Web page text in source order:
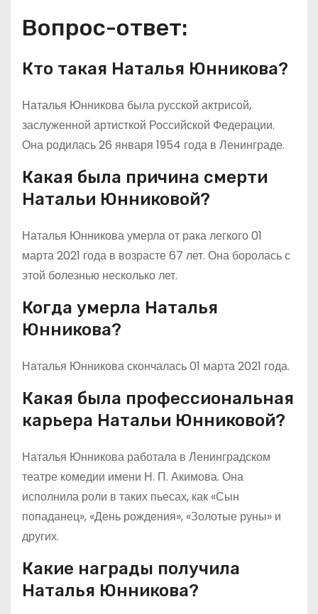
Вопрос-ответ:
Кто такая Наталья Юнникова?
Наталья Юнникова была русской актрисой,
заслуженной артисткой Российской Федерации.
Она родилась 26 января 1954 года в Ленинграде.
Какая была причина смерти
Натальи Юнниковой?
Наталья Юнникова умерла от рака легкого 01
марта 2021 года в возрасте 67 лет. Она боролась с
этой болезнью несколько лет.
Когда умерла Наталья
Юнникова?
Наталья Юнникова скончалась 01 марта 2021 года.
Какая была профессиональная
карьера Натальи Юнниковой?
Наталья Юнникова работала в Ленинградском
театре комедии имени Н. П. Акимова. Она
исполнила роли в таких пьесах, как «Сын
попаданец», «День рождения», «Золотые руны» и
других.
Какие награды получила
Наталья Юнникова?